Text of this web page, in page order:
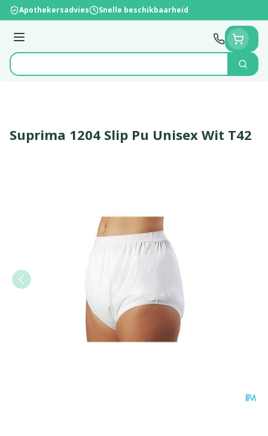
Ga naar de inhoud
Apothekersadvies Snelle beschikbaarheid
Menu
Product, merk, categorie...
Zoek
Suprima 1204 Slip Pu Unisex Wit T42